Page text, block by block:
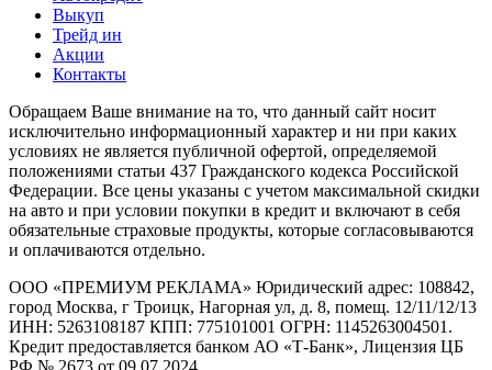
Выкуп
Трейд ин
Акции
Контакты
Обращаем Ваше внимание на то, что данный сайт носит
исключительно информационный характер и ни при каких
условиях не является публичной офертой, определяемой
положениями статьи 437 Гражданского кодекса Российской
Федерации. Все цены указаны с учетом максимальной скидки
на авто и при условии покупки в кредит и включают в себя
обязательные страховые продукты, которые согласовываются
и оплачиваются отдельно.
ООО «ПРЕМИУМ РЕКЛАМА» Юридический адрес: 108842,
город Москва, г Троицк, Нагорная ул, д. 8, помещ. 12/11/12/13
ИНН: 5263108187 КПП: 775101001 ОГРН: 1145263004501.
Кредит предоставляется банком АО «Т-Банк», Лицензия ЦБ
РФ № 2673 от 09.07.2024